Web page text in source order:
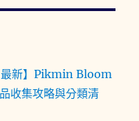
最新】Pikmin Bloom
收集攻略與分類清